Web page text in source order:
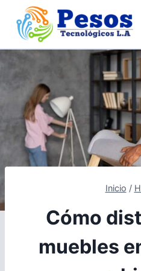
Saltar
contenido
Inicio /
Cómo
muebles